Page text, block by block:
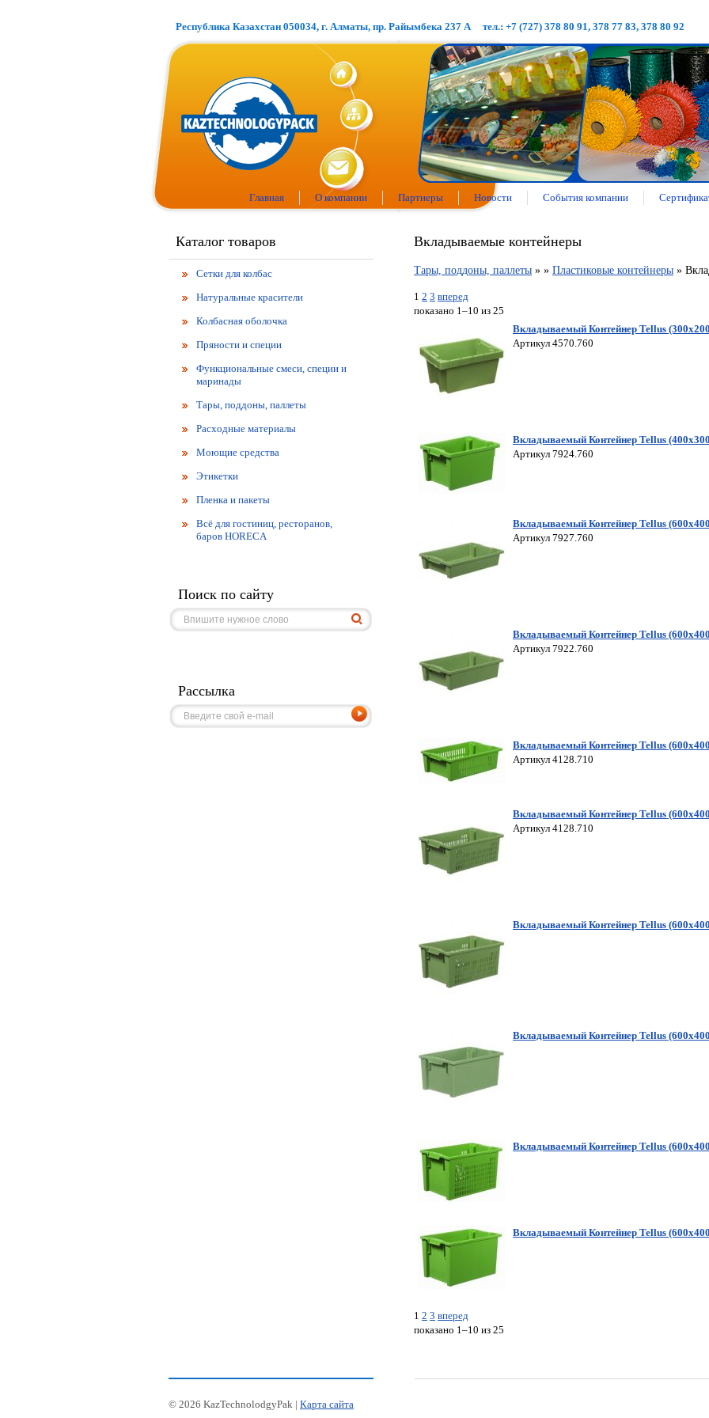
Республика Казахстан 050034, г. Алматы, пр. Райымбека 237 А тел.: +7 (727) 378 80 91, 378 77 83, 378 80 92
Главная О компании Партнеры Новости События компании
Вкладываемые контейнеры
Тары, поддоны, паллеты » » Пластиковые контейнеры »
1 2 3 вперед
показано 1–10 из 25
Вкладываемый Контейнер Tellus
Артикул 4570.760
Вкладываемый Контейнер Tellus
Артикул 7924.760
Вкладываемый Контейнер Tellus
Артикул 7927.760
Вкладываемый Контейнер Tellus
Артикул 7922.760
Вкладываемый Контейнер Tellus
Артикул 4128.710
Вкладываемый Контейнер Tellus
Артикул 4128.710
Вкладываемый Контейнер Tellus
Вкладываемый Контейнер Tellus
Вкладываемый Контейнер Tellus
Вкладываемый Контейнер Tellus
1 2 3 вперед
показано 1–10 из 25
Каталог товаров
Сетки для колбас
Натуральные красители
Колбасная оболочка
Пряности и специи
Функциональные смеси, специи и
маринады
Тары, поддоны, паллеты
Расходные материалы
Моющие средства
Этикетки
Пленка и пакеты
Всё для гостиниц, ресторанов,
баров HORECA
Поиск по сайту
Рассылка
© 2026 KazTechnolodgyPak | Карта сайта